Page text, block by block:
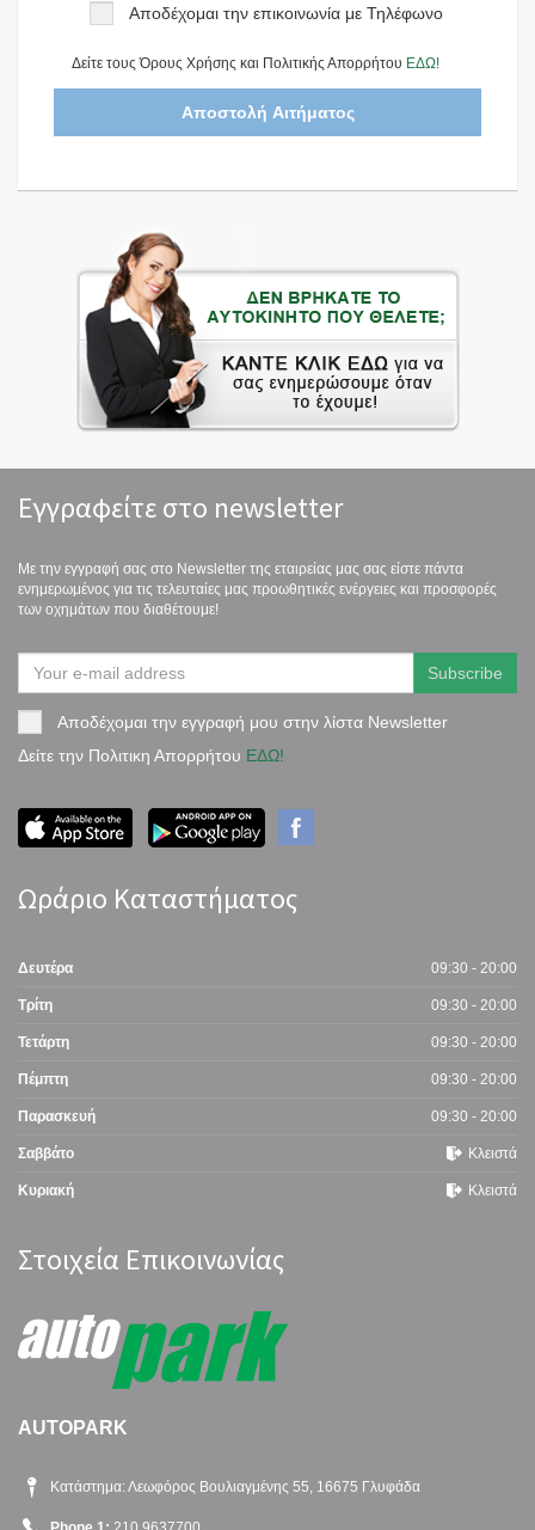
Αποδέχομαι την επικοινωνία με Τηλέφωνο
Δείτε τους Όρους Χρήσης και Πολιτικής Απορρήτου ΕΔΩ!
Εγγραφείτε στο newsletter
Με την εγγραφή σας στο Newsletter της εταιρείας μας σας είστε πάντα
ενημερωμένος για τις τελευταίες μας προωθητικές ενέργειες και προσφορές
των οχημάτων που διαθέτουμε!
Αποδέχομαι την εγγραφή μου στην λίστα Newsletter
Δείτε την Πολιτικη Απορρήτου ΕΔΩ!
Ωράριο Καταστήματος
Δευτέρα 09:30 - 20:00
Τρίτη 09:30 - 20:00
Τετάρτη 09:30 - 20:00
Πέμπτη 09:30 - 20:00
Παρασκευή 09:30 - 20:00
Σαββάτο Κλειστά
Κυριακή Κλειστά
Στοιχεία Επικοινωνίας
AUTOPARK
Κατάστημα: Λεωφόρος Βουλιαγμένης 55, 16675 Γλυφάδα